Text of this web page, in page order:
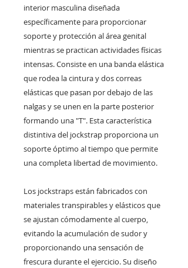
interior masculina diseñada
específicamente para proporcionar
soporte y protección al área genital
mientras se practican actividades físicas
intensas. Consiste en una banda elástica
que rodea la cintura y dos correas
elásticas que pasan por debajo de las
nalgas y se unen en la parte posterior
formando una "T". Esta característica
distintiva del jockstrap proporciona un
soporte óptimo al tiempo que permite
una completa libertad de movimiento.
Los jockstraps están fabricados con
materiales transpirables y elásticos que
se ajustan cómodamente al cuerpo,
evitando la acumulación de sudor y
proporcionando una sensación de
frescura durante el ejercicio. Su diseño